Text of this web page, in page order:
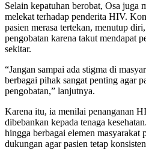
Selain kepatuhan berobat, Osa juga
melekat terhadap penderita HIV.
pasien merasa tertekan, menutup
pengobatan karena takut mendapat
sekitar.
“Jangan sampai ada stigma di
berbagai pihak sangat penting agar
pengobatan,” lanjutnya.
Karena itu, ia menilai penanganan
dibebankan kepada tenaga
hingga berbagai elemen masyarakat
dukungan agar pasien tetap